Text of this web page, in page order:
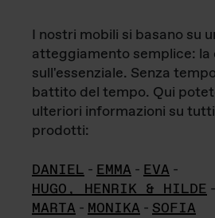
I nostri mobili si basano su
atteggiamento semplice: la
sull'essenziale. Senza
battito del tempo. Qui
ulteriori informazioni su
prodotti:
DANIEL - EMMA - EVA -
HUGO, HENRIK & HILDE -
MARTA - MONIKA - SOFIA